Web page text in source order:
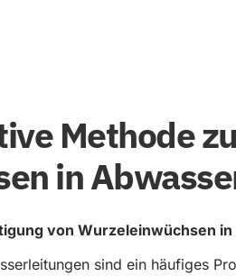
Methode
in
von Wurzeleinwüchsen
sind ein häufiges